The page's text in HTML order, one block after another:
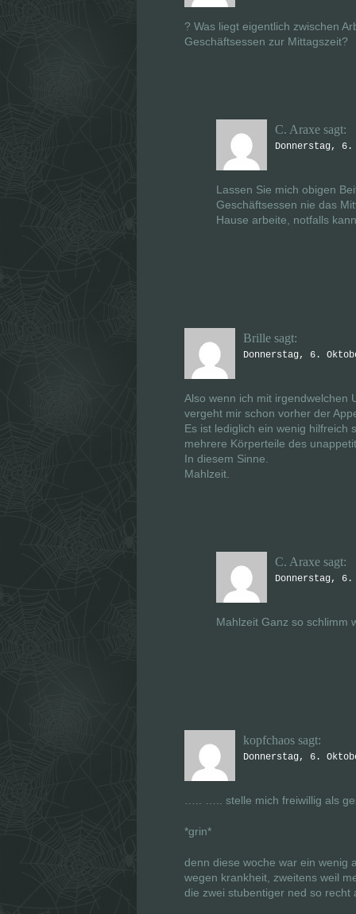
? Was liegt eigentlich zwischen
Geschäftsessen zur Mittagszeit?
C. Araxe sagt:
Donnerstag, 6.
Lassen Sie mich obigen
Geschäftsessen nie das
Hause arbeite, notfalls
Brille sagt:
Donnerstag, 6.
Also wenn ich mit irgendwelchen
vergeht mir schon vorher der
Es ist lediglich ein wenig hilfreich
mehrere Körperteile des
In diesem Sinne.
Mahlzeit.
C. Araxe sagt:
Donnerstag, 6.
Mahlzeit Ganz so schlimm
kopfchaos sagt:
Donnerstag, 6.
….. ….. stelle mich freiwillig als
*grin*
denn diese woche war ein wenig
wegen krankheit, zweitens weil
die zwei stubentiger ned so